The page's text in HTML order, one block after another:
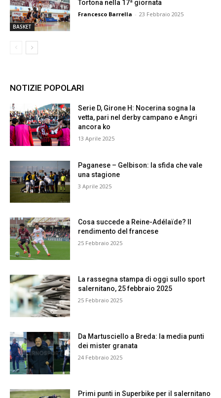
BASKET
Tortona nella 17ª giornata
Francesco Barrella - 23 Febbraio 2025
NOTIZIE POPOLARI
Serie D, Girone H: Nocerina sogna la
vetta, pari nel derby campano e Angri
ancora ko
13 Aprile 2025
Paganese – Gelbison: la sfida che vale
una stagione
3 Aprile 2025
Cosa succede a Reine-Adélaïde? Il
rendimento del francese
25 Febbraio 2025
La rassegna stampa di oggi sullo sport
salernitano, 25 febbraio 2025
25 Febbraio 2025
Da Martusciello a Breda: la media punti
dei mister granata
24 Febbraio 2025
Primi punti in Superbike per il salernitano